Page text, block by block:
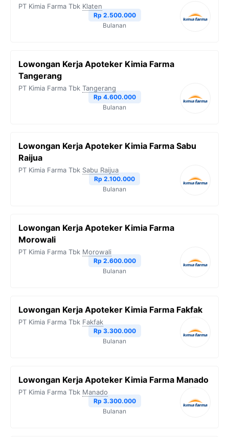
PT Kimia Farma Tbk Klaten
Rp 2.500.000
Bulanan
Lowongan Kerja Apoteker Kimia Farma
Tangerang
PT Kimia Farma Tbk Tangerang
Rp 4.600.000
Bulanan
Lowongan Kerja Apoteker Kimia Farma Sabu
Raijua
PT Kimia Farma Tbk Sabu Raijua
Rp 2.100.000
Bulanan
Lowongan Kerja Apoteker Kimia Farma
Morowali
PT Kimia Farma Tbk Morowali
Rp 2.600.000
Bulanan
Lowongan Kerja Apoteker Kimia Farma Fakfak
PT Kimia Farma Tbk Fakfak
Rp 3.300.000
Bulanan
Lowongan Kerja Apoteker Kimia Farma Manado
PT Kimia Farma Tbk Manado
Rp 3.300.000
Bulanan